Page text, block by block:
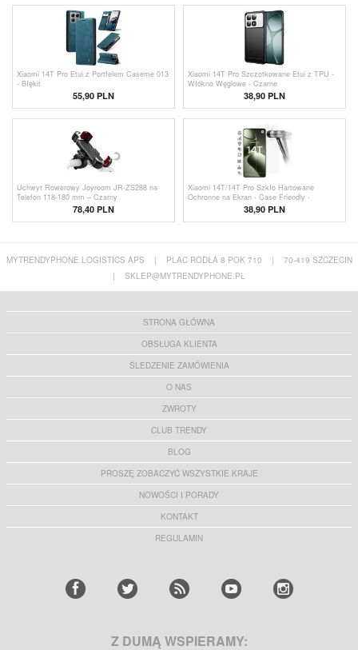
Xiaomi 14T Pro Etui z Portfelem Caseme 013
- Błękit
55,90 PLN
Xiaomi 14T Pro Szczotkowane Etui z TPU -
Włókno Węglowe - Czarne
38,90 PLN
Uchwyt Rowerowy Joyroom JR-ZS288 na
Telefon 118-180 mm – Czarny
78,40 PLN
Xiaomi 14T/14T Pro Szkło Hartowane
Ochronne na Ekran - Case Friendly -
38,90 PLN
MYTRENDYPHONE LOGISTICS APS | PLAC RODŁA 8 POK 710 |
70-419 SZCZECIN
|
SKLEP@MYTRENDYPHONE.PL
STRONA GŁÓWNA
OBSŁUGA KLIENTA
ŚLEDZENIE ZAMÓWIENIA
O NAS
ZWROTY
CLUB TRENDY
BLOG
PROSZĘ ZOBACZYĆ WSZYSTKIE KRAJE
NOWOŚCI I PORADY
KONTAKT
REGULAMIN
Z DUMĄ WSPIERAMY: